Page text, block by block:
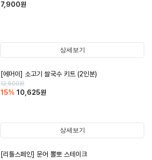
7,900원
상세보기
[에머이] 소고기 쌀국수 키트 (2인분)
12,500원
15% 10,625원
상세보기
[리틀스페인] 문어 뽈뽀 스테이크